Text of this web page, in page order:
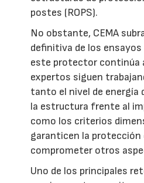
postes (ROPS).
No obstante, CEMA
definitiva de los ensayos
este protector continúa
expertos siguen
tanto el nivel de energía
la estructura frente al
como los criterios
garanticen la protección
comprometer otros
Uno de los principales